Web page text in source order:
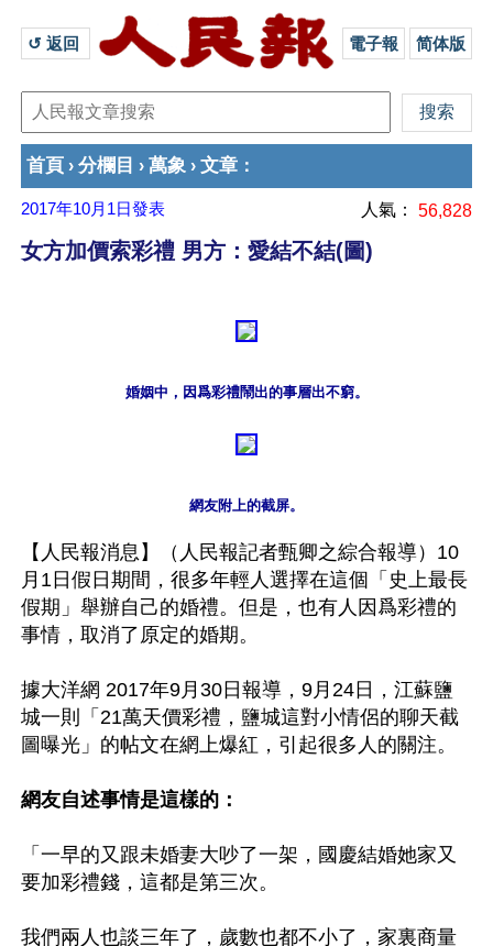
↺ 返回 電子報 简体版
首頁 › 分欄目 › 萬象 › 文章 ：
2017年10月1日發表 人氣： 56,828
女方加價索彩禮 男方：愛結不結(圖)
【人民報消息】（人民報記者甄卿之綜合報導）10
月1日假日期間，很多年輕人選擇在這個「史上最長
假期」舉辦自己的婚禮。但是，也有人因爲彩禮的
事情，取消了原定的婚期。
據大洋網 2017年9月30日報導，9月24日，江蘇鹽
城一則「21萬天價彩禮，鹽城這對小情侶的聊天截
圖曝光」的帖文在網上爆紅，引起很多人的關注。
網友自述事情是這樣的：
「一早的又跟未婚妻大吵了一架，國慶結婚她家又
要加彩禮錢，這都是第三次。
我們兩人也談三年了，歲數也都不小了，家裏商量